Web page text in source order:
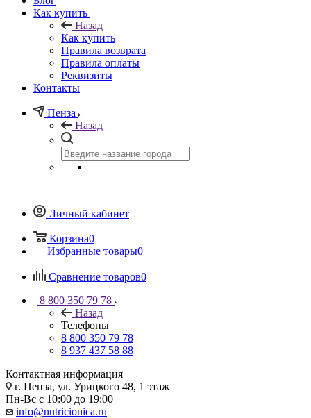
Как купить
Назад
Как купить
Правила возврата
Правила оплаты
Реквизиты
Контакты
Пенза
Назад
Личный кабинет
Корзина0
Избранные товары0
Сравнение товаров0
8 800 350 79 78
Назад
Телефоны
8 800 350 79 78
8 937 437 58 88
Контактная информация
г. Пенза, ул. Урицкого 48, 1 этаж
Пн-Вс с 10:00 до 19:00
info@nutricionica.ru